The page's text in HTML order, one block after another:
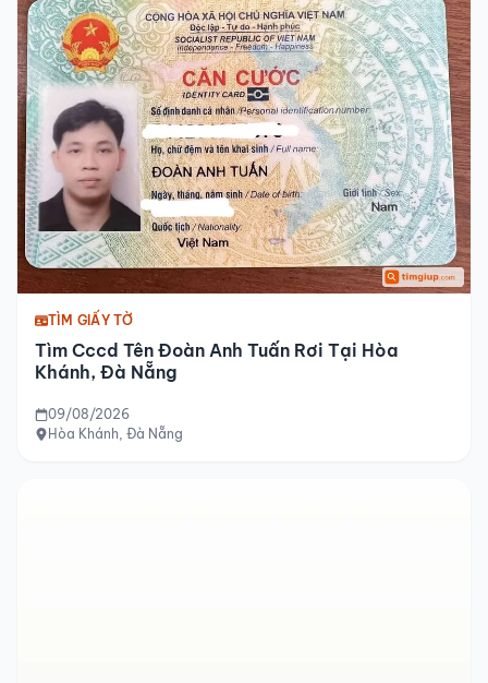
TÌM GIẤY TỜ
Tìm Cccd Tên Đoàn Anh Tuấn Rơi Tại Hòa
Khánh, Đà Nẵng
09/08/2026
Hòa Khánh, Đà Nẵng